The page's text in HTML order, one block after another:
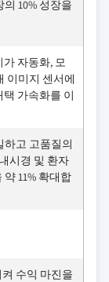
10% 성장을
가 자동화, 모
이미지 센서에
택 가속화를 이
하고 고품질의
시경 및 환자
11% 확대합
수익 마진을